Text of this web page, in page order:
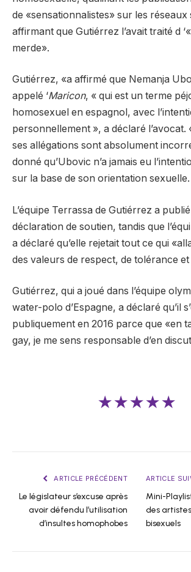
de «sensationnalistes» sur les réseaux
affirmant que Gutiérrez l’avait traité d
merde».
Gutiérrez, «a affirmé que Nemanja
appelé ‘Maricon, « qui est un terme
homosexuel en espagnol, avec
personnellement », a déclaré l’avocat.
ses allégations sont absolument
donné qu’Ubovic n’a jamais eu
sur la base de son orientation
L’équipe Terrassa de Gutiérrez a
déclaration de soutien, tandis que
a déclaré qu’elle rejetait tout ce qui
des valeurs de respect, de tolérance et
Gutiérrez, qui a joué dans l’équipe
water-polo d’Espagne, a déclaré qu’il
publiquement en 2016 parce que «en
gay, je me sens responsable d’en
★★★★★
ARTICLE PRÉCÉDENT
Le législateur s’excuse après
avoir défendu l’utilisation
d’insultes homophobes
ARTICLE
Mini-
des
bisexuels